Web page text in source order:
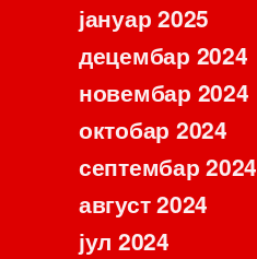
јануар 2025
децембар 2024
новембар 2024
октобар 2024
септембар 2024
август 2024
јул 2024